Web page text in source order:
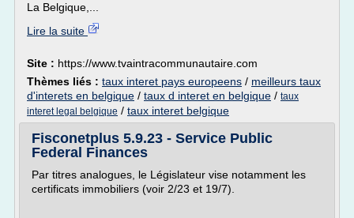
La Belgique,...
Lire la suite
Site : https://www.tvaintracommunautaire.com
Thèmes liés : taux interet pays europeens / meilleurs taux
d'interets en belgique / taux d interet en belgique / taux
interet legal belgique / taux interet belgique
Fisconetplus 5.9.23 - Service Public
Federal Finances
Par titres analogues, le Législateur vise notamment les
certificats immobiliers (voir 2/23 et 19/7).